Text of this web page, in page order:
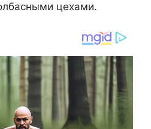
цехами.